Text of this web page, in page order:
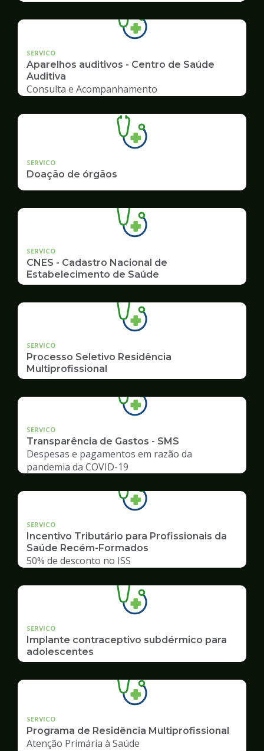
SERVICO
Aparelhos auditivos - Centro de Saúde
Auditiva
Consulta e Acompanhamento
SERVICO
Doação de órgãos
SERVICO
CNES - Cadastro Nacional de
Estabelecimento de Saúde
SERVICO
Processo Seletivo Residência
Multiprofissional
SERVICO
Transparência de Gastos - SMS
Despesas e pagamentos em razão da
pandemia da COVID-19
SERVICO
Incentivo Tributário para Profissionais da
Saúde Recém-Formados
50% de desconto no ISS
SERVICO
Implante contraceptivo subdérmico para
adolescentes
SERVICO
Programa de Residência Multiprofissional
Atenção Primária à Saúde